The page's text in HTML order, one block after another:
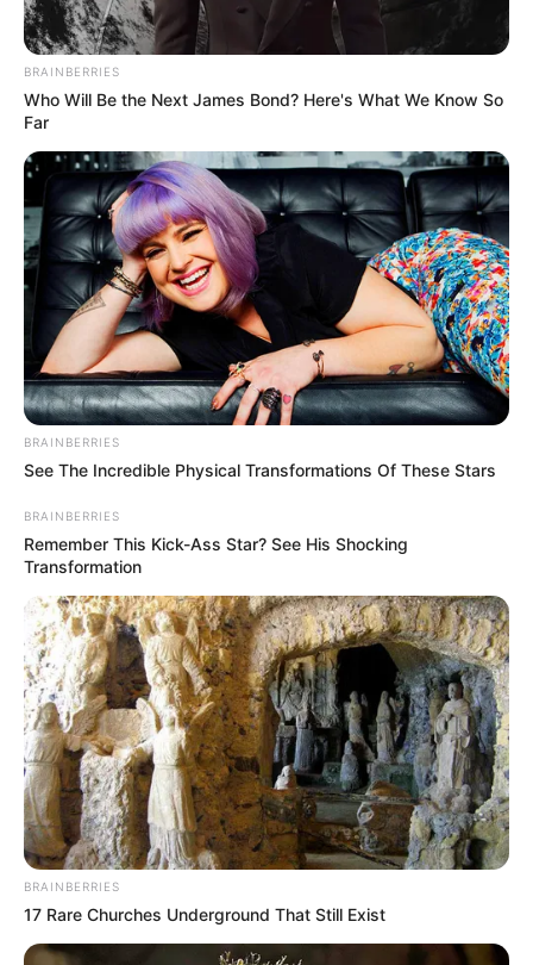
BRAINBERRIES
Who Will Be the Next James Bond? Here's What We Know So
Far
BRAINBERRIES
See The Incredible Physical Transformations Of These Stars
BRAINBERRIES
Remember This Kick-Ass Star? See His Shocking
Transformation
BRAINBERRIES
17 Rare Churches Underground That Still Exist